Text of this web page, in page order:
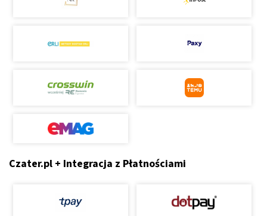
Czater.pl + Integracja z Płatnościami